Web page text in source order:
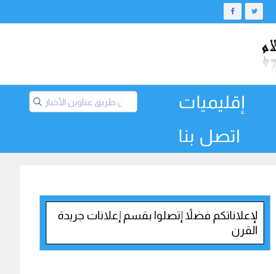
إقليميات
اتصل بنا
لإعلاناتكم فضلاً إتصلوا بقسم إعلانات جريدة
القرن